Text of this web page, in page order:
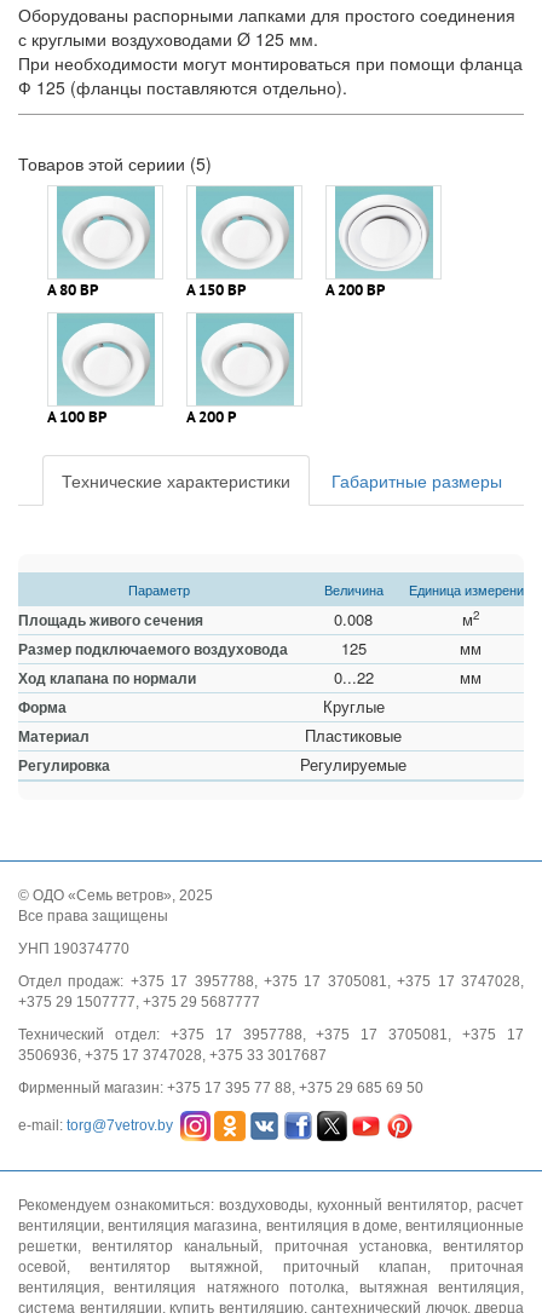
Оборудованы распорными лапками для простого соединения
с круглыми воздуховодами Ø 125 мм.
При необходимости могут монтироваться при помощи фланца
Ф 125 (фланцы поставляются отдельно).
Товаров этой сериии (5)
А 80 ВР
А 100 ВР
А 150 ВР
А 200 Р
А 200 ВР
Технические характеристики Габаритные размеры
Параметр Величина Единица измерения
Площадь живого сечения 0.008 м2
Размер подключаемого воздуховода 125 мм
Ход клапана по нормали 0...22 мм
Форма Круглые
Материал Пластиковые
Регулировка Регулируемые
© ОДО «Семь ветров», 2025
Все права защищены
УНП 190374770
Отдел продаж: +375 17 3957788, +375 17 3705081, +375 17 3747028,
+375 29 1507777, +375 29 5687777
Технический отдел: +375 17 3957788, +375 17 3705081, +375 17
3506936, +375 17 3747028, +375 33 3017687
Фирменный магазин: +375 17 395 77 88, +375 29 685 69 50
e-mail: torg@7vetrov.by
Рекомендуем ознакомиться: воздуховоды, кухонный вентилятор, расчет
вентиляции,вентиляция магазина, вентиляция в доме,вентиляционные
решетки,вентилятор канальный, приточная установка,вентилятор
осевой,вентилятор вытяжной, приточный клапан,приточная
вентиляция,вентиляция натяжного потолка, вытяжная вентиляция,
система вентиляции, купить вентиляцию, сантехнический лючок, дверца